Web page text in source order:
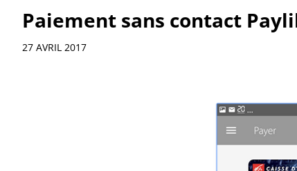
Paiement sans contact
Informations
27 AVRIL 2017